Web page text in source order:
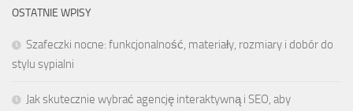
OSTATNIE WPISY
Szafeczki nocne: funkcjonalność, materiały, rozmiary i dobór do
stylu sypialni
Jak skutecznie wybrać agencję interaktywną i SEO, aby